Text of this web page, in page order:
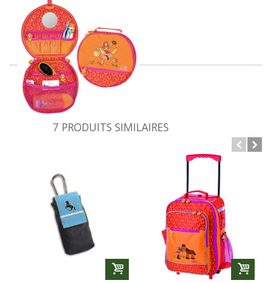
7 PRODUITS SIMILAIRES